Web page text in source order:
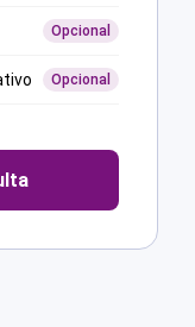
Opcional
Opcional